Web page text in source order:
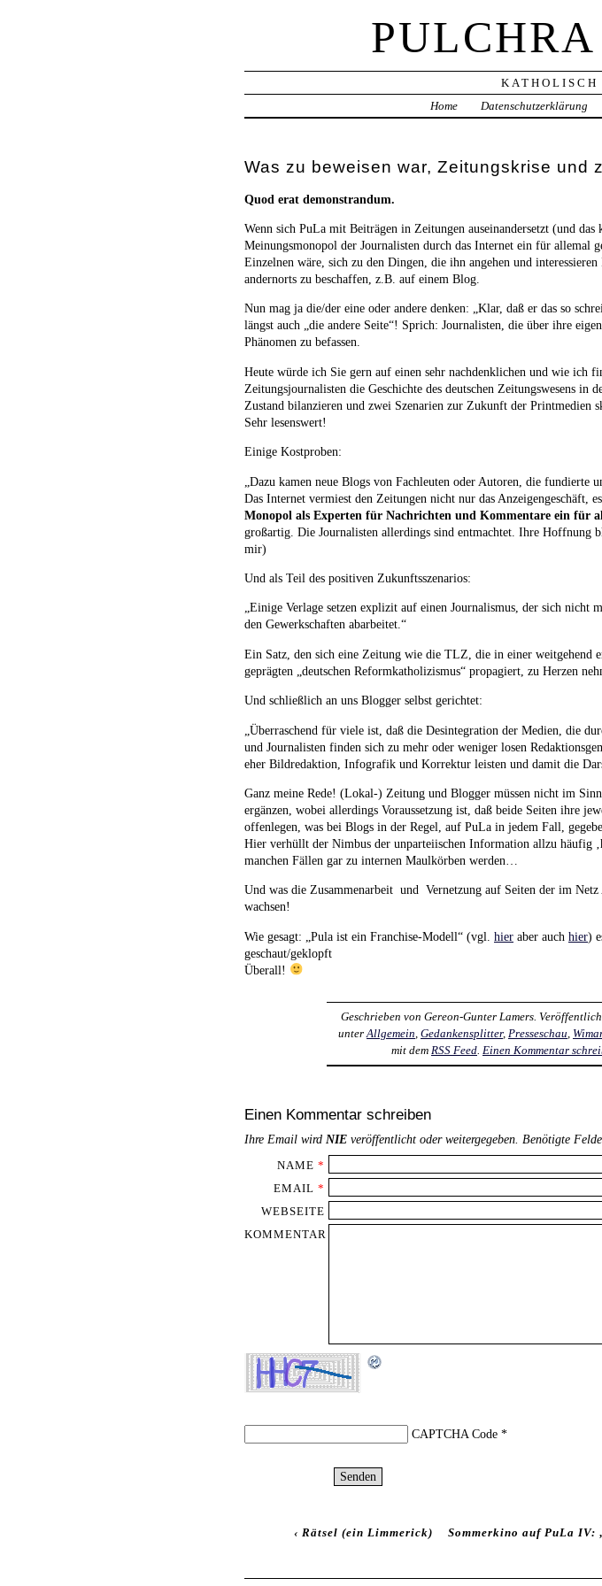
Home
Datenschutzerklärung
Was zu beweisen war, Zeitungskrise und
Quod erat demonstrandum.
Wenn sich PuLa mit Beiträgen in Zeitungen auseinandersetzt (und
Meinungsmonopol der Journalisten durch das Internet ein für allemal
Einzelnen wäre, sich zu den Dingen, die ihn angehen und
andernorts zu beschaffen, z.B. auf einem Blog.
Nun mag ja die/der eine oder andere denken: „Klar, daß er das so
längst auch „die andere Seite“! Sprich: Journalisten, die über ihre
Phänomen zu befassen.
Heute würde ich Sie gern auf einen sehr nachdenklichen und wie ich
Zeitungsjournalisten die Geschichte des deutschen Zeitungswesens in
Zustand bilanzieren und zwei Szenarien zur Zukunft der Printmedien
Sehr lesenswert!
Einige Kostproben:
„Dazu kamen neue Blogs von Fachleuten oder Autoren, die fundierte
Das Internet vermiest den Zeitungen nicht nur das Anzeigengeschäft,
Monopol als Experten für Nachrichten und Kommentare ein für
großartig. Die Journalisten allerdings sind entmachtet. Ihre Hoffnung
mir)
Und als Teil des positiven Zukunftsszenarios:
„Einige Verlage setzen explizit auf einen Journalismus, der sich nicht
den Gewerkschaften abarbeitet.“
Ein Satz, den sich eine Zeitung wie die TLZ, die in einer weitgehend
geprägten „deutschen Reformkatholizismus“ propagiert, zu Herzen
Und schließlich an uns Blogger selbst gerichtet:
„Überraschend für viele ist, daß die Desintegration der Medien, die
und Journalisten finden sich zu mehr oder weniger losen
eher Bildredaktion, Infografik und Korrektur leisten und damit die
Ganz meine Rede! (Lokal-) Zeitung und Blogger müssen nicht im
ergänzen, wobei allerdings Voraussetzung ist, daß beide Seiten ihre
offenlegen, was bei Blogs in der Regel, auf PuLa in jedem Fall,
Hier verhüllt der Nimbus der unparteiischen Information allzu häufig
manchen Fällen gar zu internen Maulkörben werden…
Und was die Zusammenarbeit und Vernetzung auf Seiten der im
wachsen!
Wie gesagt: „Pula ist ein Franchise-Modell“ (vgl. hier aber auch hier)
geschaut/geklopft
Überall!
Geschrieben von Gereon-Gunter Lamers.
unterAllgemein, Gedankensplitter, Presseschau,
mit dem RSS Feed. Einen Kommentar
Einen Kommentar schreiben
Ihre Email wird NIE veröffentlicht oder weitergegeben. Benötigte
NAME *
EMAIL *
WEBSEITE
KOMMENTAR
CAPTCHA Code *
‹Rätsel (ein Limmerick) Sommerkino auf PuLa IV: